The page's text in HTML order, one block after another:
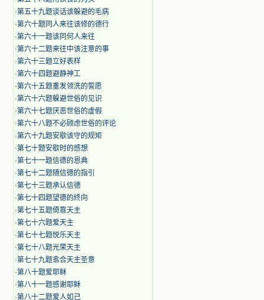
·第五十九题谈话该躲避的毛病
·第六十题同人来往该修的德行
·第六十一题该同何人来往
·第六十二题来往中该注意的事
·第六十三题立好表样
·第六十四题避静神工
·第六十五题重发领洗的誓愿
·第六十六题躲避世俗的见识
·第六十七题厌恶世俗的虚假
·第六十八题不必顾虑世俗的评论
·第六十九题安歇该守的规矩
·第七十题安歇时的感想
·第七十一题信德的恩典
·第七十二题随信德的指引
·第七十三题承认信德
·第七十四题望德的终向
·第七十五题倚靠天主
·第七十六题爱天主
·第七十七题悦乐天主
·第七十八题光荣天主
·第七十九题翕合天主圣意
·第八十题爱耶稣
·第八十一题感谢耶稣
·第八十二题爱人如己